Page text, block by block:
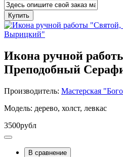
Купить
Икона ручной
Преподобный
Производитель: Мастерская
Модель: дерево, холст, левкас
3500рубл
В сравнение